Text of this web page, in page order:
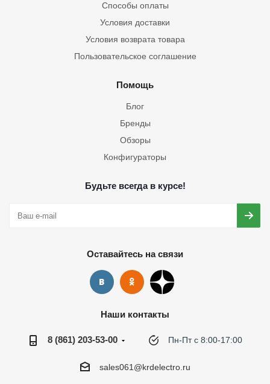
Способы оплаты
Условия доставки
Условия возврата товара
Пользовательское соглашение
Помощь
Блог
Бренды
Обзоры
Конфигураторы
Будьте всегда в курсе!
Оставайтесь на связи
Наши контакты
8 (861) 203-53-00 Пн-Пт с 8:00-17:00
sales061@krdelectro.ru